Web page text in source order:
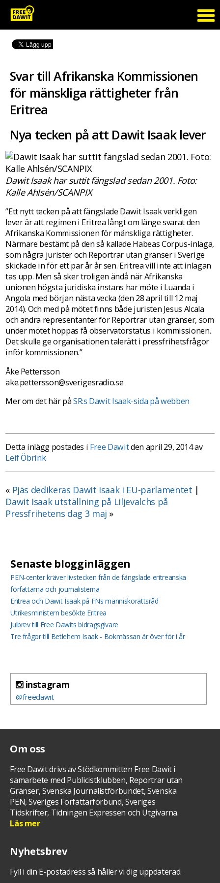
Svar till Afrikanska Kommissionen
för mänskliga rättigheter från
Eritrea
Nya tecken på att Dawit Isaak lever
Dawit Isaak har suttit fängslad sedan 2001. Foto:
Kalle Ahlsén/SCANPIX
”Ett nytt tecken på att fängslade Dawit Isaak verkligen
lever är att regimen i Eritrea långt om länge svarat den
Afrikanska Kommissionen för mänskliga rättigheter.
Närmare bestämt på den så kallade Habeas Corpus-inlaga,
som några jurister och Reportrar utan gränser i Sverige
skickade in för ett par år år sen. Eritrea vill inte att inlagan
tas upp. Men så sker troligen ändå när Afrikanska
unionen högsta juridiska instans har möte i Luanda i
Angola med början nästa vecka (den 28 april till 12 maj
2014). Och med på mötet finns både juristen Jesus Alcala
och andra representanter för Reportrar utan gränser, som
under mötet hoppas få observatörstatus i kommissionen.
Det skulle ge organisationen talerätt i pressfrihetsfrågor
inför kommissionen.”
Åke Pettersson
ake.pettersson@sverigesradio.se
Mer om det här påSR:s Dawit Isaak-sida på webben
Detta inlägg postades i Free Dawitden april 29, 2014 av
Leif Öbrink
« Pjäs dedikeras Dawit Isaak i EU-parlamentet |
Dawit Isaak utställning på Liljevalchs på
Pressfrihetens dag 3 maj »
Senaste blogginläggen
PEN-center kräver livstecken från de fängslade eritreanska
författarna och journalisterna
Eritrea och Dawit Isaak på FNs människorättsråd
Utrikesministern besökte Eritrea
Julbrev till Free Dawits bidragsgivare
Tre frågor till Betlehem Isaak - Bokmässan är över för i år
instagram
@freedawit
Om oss
Free Dawit drivs av Stödkommitten Free Dawit i
samarbete med Publicistklubben, Reportrar utan
Gränser, Svenska Journalistförbundet, Svenska
PEN, Sveriges Författarförbund, Sveriges
Tidskrifter, Tidningen Expressen och Utgivarna.
Läs mer
Nyhetsbrev
Fyll i din E-postadress så håller vi dig uppdaterad.